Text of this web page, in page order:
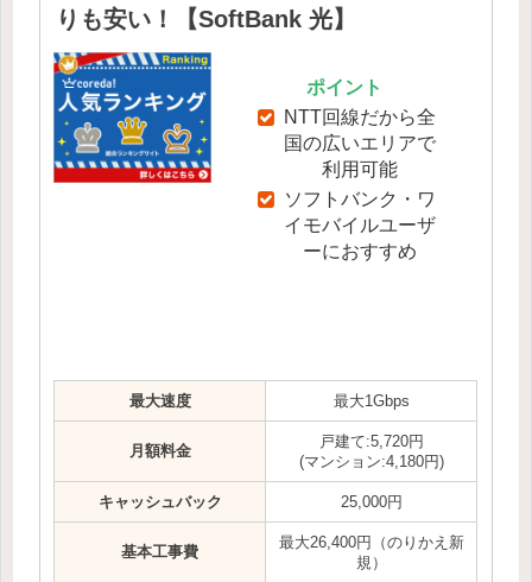
りも安い！【SoftBank 光】
ポイント
NTT回線だから全
国の広いエリアで
利用可能
ソフトバンク・ワ
イモバイルユーザ
ーにおすすめ
最大速度 最大1Gbps
月額料金
戸建て:5,720円
(マンション:4,180円)
キャッシュバック 25,000円
基本工事費
最大26,400円（のりかえ新
規）